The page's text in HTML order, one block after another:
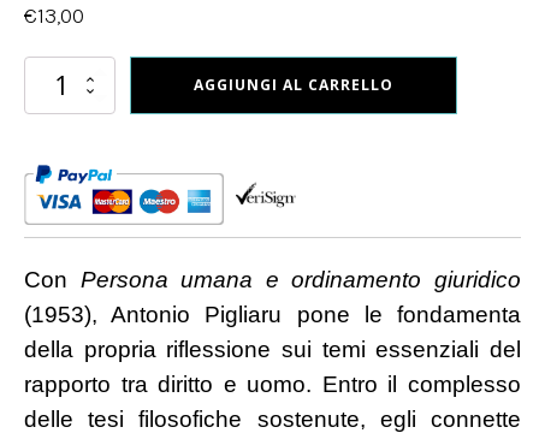
€13,00
Persona
umana
giuridico
quantità
AGGIUNGI AL CARRELLO
Con Persona umana e ordinamento giuridico
(1953), Antonio Pigliaru pone le fondamenta
della propria riflessione sui temi essenziali del
rapporto tra diritto e uomo. Entro il complesso
delle tesi filosofiche sostenute, egli connette